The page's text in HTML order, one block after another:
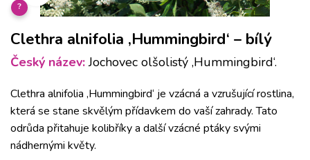
?
Clethra alnifolia ‚Hummingbird‘ – bílý
Český název:Jochovec olšolistý ‚Hummingbird‘.
Clethra alnifolia ‚Hummingbird‘ je vzácná a vzrušující rostlina,
která se stane skvělým přídavkem do vaší zahrady. Tato
odrůda přitahuje kolibříky a další vzácné ptáky svými
nádhernými květy.